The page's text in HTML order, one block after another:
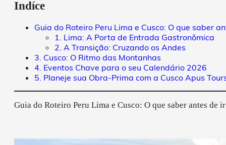
Indíce
Guia do Roteiro Peru Lima e Cusco: O que saber
1. Lima: A Porta de Entrada Gastronômica
2. A Transição: Cruzando os Andes
3. Cusco: O Ritmo das Montanhas
4. Eventos Chave para o seu Calendário 2026
5. Planeje sua Obra-Prima com a Cusco Apus
Guia do Roteiro Peru Lima e Cusco: O que saber antes de ir